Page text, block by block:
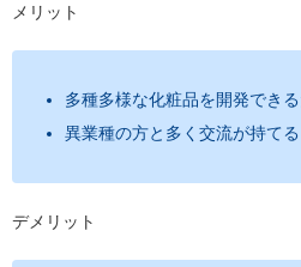
メリット
多種多様な化粧品を開発でき
異業種の方と多く交流が持てる
デメリット